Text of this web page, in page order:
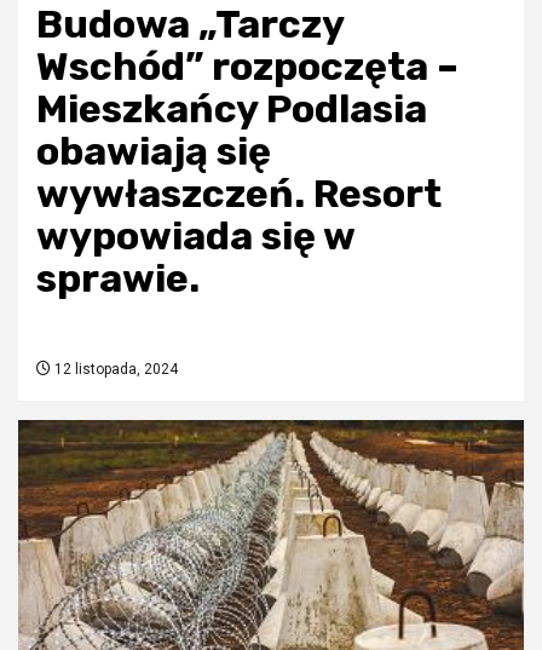
Budowa „Tarczy
Wschód” rozpoczęta –
Mieszkańcy Podlasia
obawiają się
wywłaszczeń. Resort
wypowiada się w
sprawie.
12 listopada, 2024